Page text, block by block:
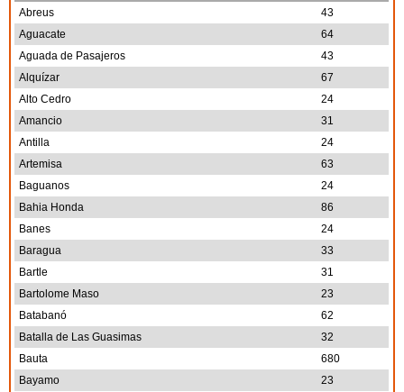
Abreus
43
Aguacate
64
Aguada de Pasajeros
43
Alquízar
67
Alto Cedro
24
Amancio
31
Antilla
24
Artemisa
63
Baguanos
24
Bahia Honda
86
Banes
24
Baragua
33
Bartle
31
Bartolome Maso
23
Batabanó
62
Batalla de Las Guasimas
32
Bauta
680
Bayamo
23